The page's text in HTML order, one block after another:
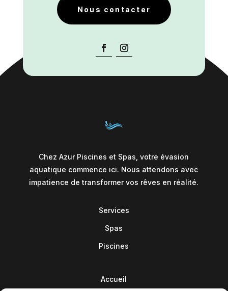
Nous contacter
Chez Azur Piscines et Spas, votre évasion
aquatique commence ici. Nous attendons avec
impatience de transformer vos rêves en réalité.
Services
Spas
Piscines
Accueil